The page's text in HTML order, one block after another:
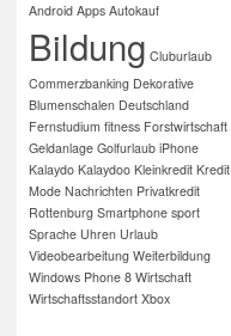
Android Apps Autokauf
Bildung Cluburlaub
Commerzbanking Dekorative
Blumenschalen Deutschland
Fernstudium fitness Forstwirtschaft
Geldanlage Golfurlaub iPhone
Kalaydo Kalaydoo Kleinkredit Kredit
Mode Nachrichten Privatkredit
Rottenburg Smartphone sport
Sprache Uhren Urlaub
Videobearbeitung Weiterbildung
Windows Phone 8 Wirtschaft
Wirtschaftsstandort Xbox